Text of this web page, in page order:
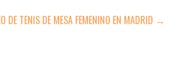
DE TENIS DE MESA FEMENINO EN MADRID →